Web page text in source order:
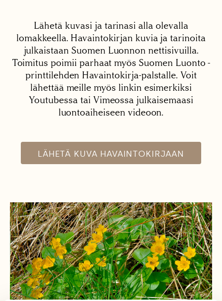
Lähetä kuvasi ja tarinasi alla olevalla
lomakkeella. Havaintokirjan kuvia ja tarinoita
julkaistaan Suomen Luonnon nettisivuilla.
Toimitus poimii parhaat myös Suomen Luonto -
printtilehden Havaintokirja-palstalle. Voit
lähettää meille myös linkin esimerkiksi
Youtubessa tai Vimeossa julkaisemaasi
luontoaiheiseen videoon.
LÄHETÄ KUVA HAVAINTOKIRJAAN